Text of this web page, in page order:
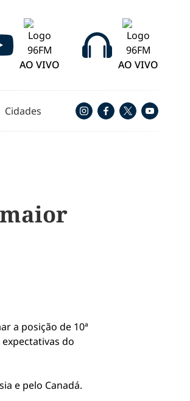
AO VIVO
AO VIVO
Cidades
a posição de 10ª
do
e pelo Canadá.